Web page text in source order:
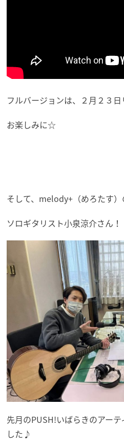
フルバージョンは、２月２３日
お楽しみに☆
そして、melody+（めろたす
ソロギタリスト小泉涼介さん！
先月のPUSH!いばらきのアー
した♪